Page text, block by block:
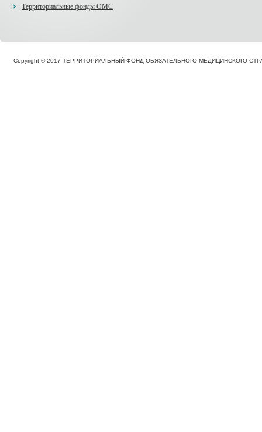
Территориальные фонды ОМС
Copyright © 2017 ТЕРРИТОРИАЛЬНЫЙ ФОНД ОБЯЗАТЕЛЬНОГО МЕДИЦИНСКОГО